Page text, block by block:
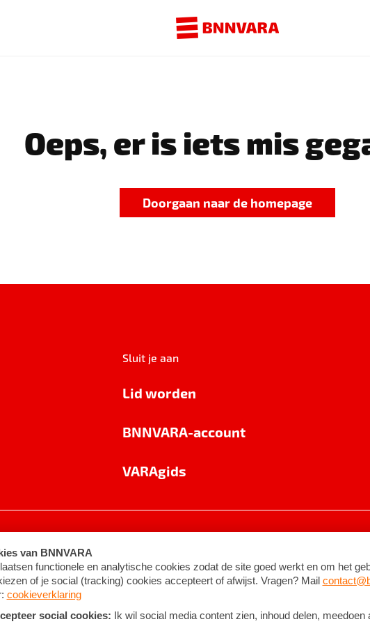
Oeps, er is iets mis
Doorgaan naar de homepage
Sluit je aan
Lid worden
BNNVARA-account
VARAgids
Algemene voorwaarden ©2026BNNVARA